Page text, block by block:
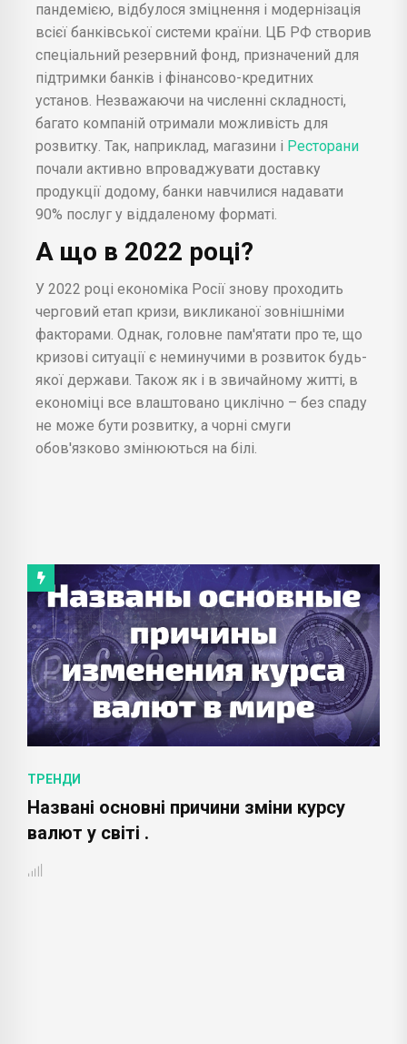
пандемією, відбулося зміцнення і модернізація
всієї банківської системи країни. ЦБ РФ створив
спеціальний резервний фонд, призначений для
підтримки банків і фінансово-кредитних
установ. Незважаючи на численні складності,
багато компаній отримали можливість для
розвитку. Так, наприклад, магазини і Ресторани
почали активно впроваджувати доставку
продукції додому, банки навчилися надавати
90% послуг у віддаленому форматі.
А що в 2022 році?
У 2022 році економіка Росії знову проходить
черговий етап кризи, викликаної зовнішніми
факторами. Однак, головне пам'ятати про те, що
кризові ситуації є неминучими в розвиток будь-
якої держави. Також як і в звичайному житті, в
економіці все влаштовано циклічно – без спаду
не може бути розвитку, а чорні смуги
обов'язково змінюються на білі.
ТРЕНДИ
Названі основні причини зміни курсу
валют у світі .